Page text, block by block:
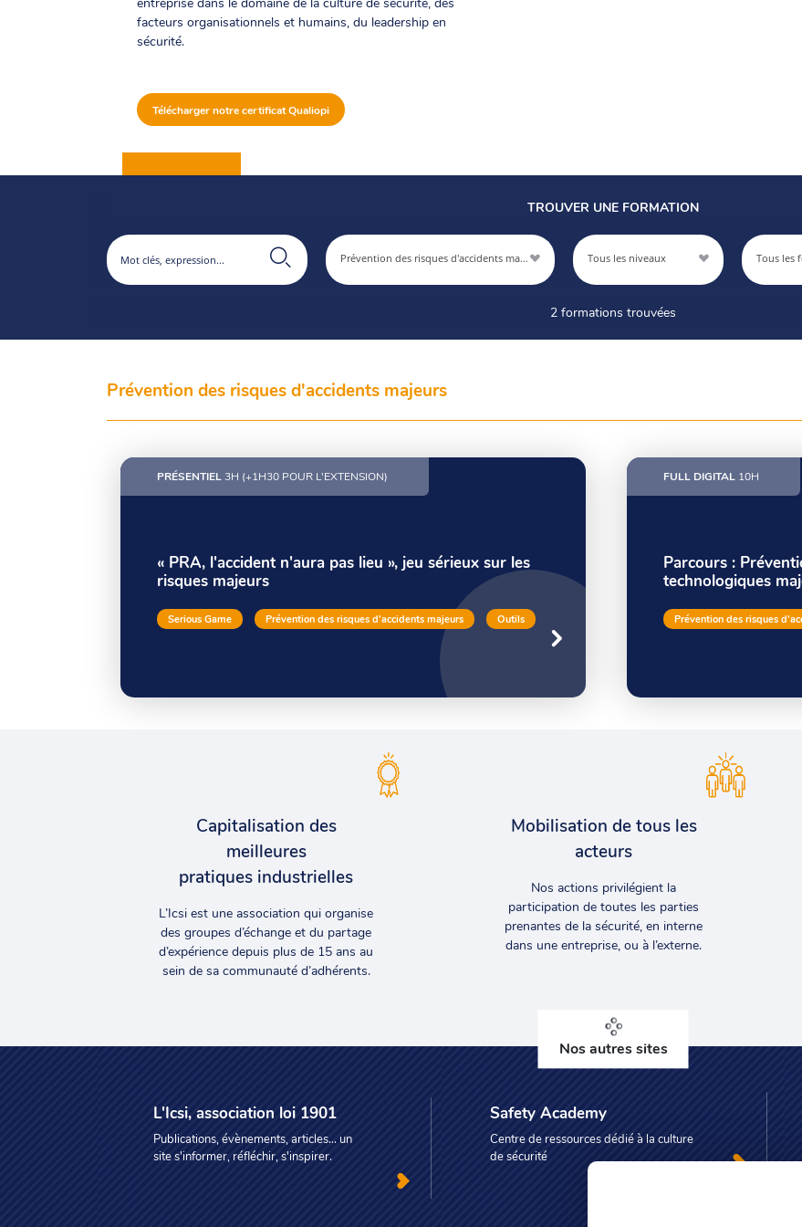
facteurs organisationnels et humains, du leadership en
sécurité.
Télécharger notre certificat Qualiopi
TROUVER UNE FORMATION
Prévention des risques d'accidents majeurs Tous les niveaux Tous les
2 formations trouvées
Prévention des risques d'accidents majeurs
PRÉSENTIEL 3H (+1H30 POUR L'EXTENSION)
« PRA, l'accident n'aura pas lieu », jeu sérieux sur les
risques majeurs
Serious Game Prévention des risques d'accidents majeurs Outils
FULL DIGITAL 10H
Parcours :
technologiques
Prévention des risques
Capitalisation des
meilleures
pratiques industrielles
L’Icsi est une association qui organise
des groupes d’échange et du partage
d’expérience depuis plus de 15 ans au
sein de sa communauté d’adhérents.
Mobilisation de tous les
acteurs
Nos actions privilégient la
participation de toutes les parties
prenantes de la sécurité, en interne
dans une entreprise, ou à l’externe.
Nos autres sites
L'Icsi, association loi 1901
Publications, évènements, articles... un
site s'informer, réfléchir, s'inspirer.
Safety Academy
Centre de ressources dédié à la culture
de sécurité